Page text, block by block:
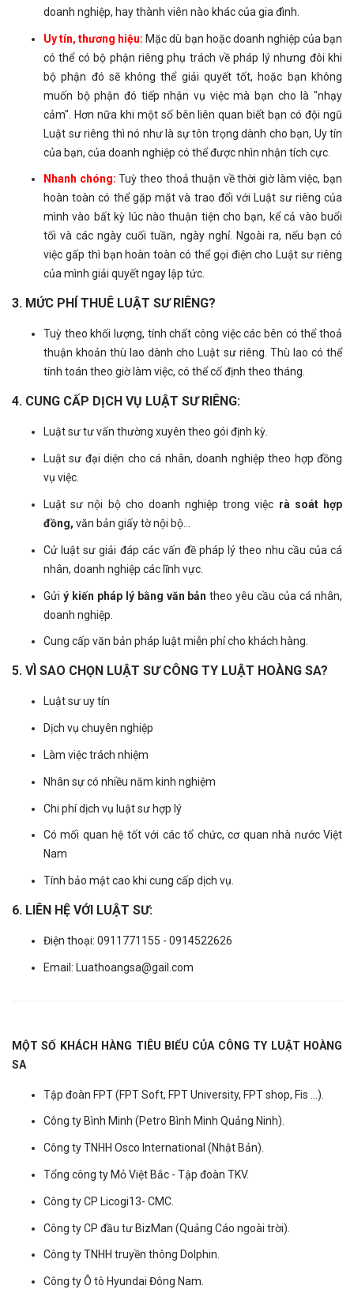
doanh nghiệp, hay thành viên nào khác của gia đình.
Uy tín, thương hiệu: Mặc dù bạn hoặc doanh nghiệp của bạn
có thể có bộ phận riêng phụ trách về pháp lý nhưng đôi khi
bộ phận đó sẽ không thể giải quyết tốt, hoặc bạn không
muốn bộ phận đó tiếp nhận vụ việc mà bạn cho là "nhạy
cảm". Hơn nữa khi một số bên liên quan biết bạn có đội ngũ
Luật sư riêng thì nó như là sự tôn trọng dành cho bạn, Uy tín
của bạn, của doanh nghiệp có thể được nhìn nhận tích cực.
Nhanh chóng: Tuỳ theo thoả thuận về thời giờ làm việc, bạn
hoàn toàn có thể gặp mặt và trao đổi với Luật sư riêng của
mình vào bất kỳ lúc nào thuận tiện cho bạn, kể cả vào buổi
tối và các ngày cuối tuần, ngày nghỉ. Ngoài ra, nếu bạn có
việc gấp thì bạn hoàn toàn có thể gọi điện cho Luật sư riêng
của mình giải quyết ngay lập tức.
3. MỨC PHÍ THUÊ LUẬT SƯ RIÊNG?
Tuỳ theo khối lượng, tính chất công việc các bên có thể thoả
thuận khoản thù lao dành cho Luật sư riêng. Thù lao có thể
tính toán theo giờ làm việc, có thể cố định theo tháng.
4. CUNG CẤP DỊCH VỤ LUẬT SƯ RIÊNG:
Luật sư tư vấn thường xuyên theo gói định kỳ.
Luật sư đại diện cho cá nhân, doanh nghiệp theo hợp đồng
vụ việc.
Luật sư nội bộ cho doanh nghiệp trong việc rà soát hợp
đồng, văn bản giấy tờ nội bộ...
Cử luật sư giải đáp các vấn đề pháp lý theo nhu cầu của cá
nhân, doanh nghiệp các lĩnh vực.
Gửi ý kiến pháp lý bằng văn bản theo yêu cầu của cá nhân,
doanh nghiệp.
Cung cấp văn bản pháp luật miễn phí cho khách hàng.
5. VÌ SAO CHỌN LUẬT SƯ CÔNG TY LUẬT HOÀNG SA?
Luật sư uy tín
Dịch vụ chuyên nghiệp
Làm việc trách nhiệm
Nhân sự có nhiều năm kinh nghiệm
Chi phí dịch vụ luật sư hợp lý
Có mối quan hệ tốt với các tổ chức, cơ quan nhà nước Việt
Nam
Tính bảo mật cao khi cung cấp dịch vụ.
6. LIÊN HỆ VỚI LUẬT SƯ:
Điện thoại: 0911771155 - 0914522626
Email: Luathoangsa@gail.com
MỘT SỐ KHÁCH HÀNG TIÊU BIỂU CỦA CÔNG TY LUẬT HOÀNG
SA
Tập đoàn FPT (FPT Soft, FPT University, FPT shop, Fis ...).
Công ty Bình Minh (Petro Bình Minh Quảng Ninh).
Công ty TNHH Osco International (Nhật Bản).
Tổng công ty Mỏ Việt Bắc - Tập đoàn TKV.
Công ty CP Licogi13- CMC.
Công ty CP đầu tư BizMan (Quảng Cáo ngoài trời).
Công ty TNHH truyền thông Dolphin.
Công ty Ô tô Hyundai Đông Nam.